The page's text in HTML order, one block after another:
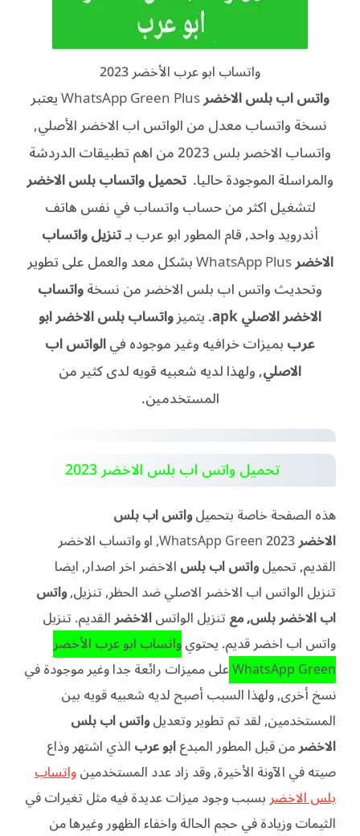
واتساب ابو عرب الأخضر 2023
واتس اب بلس الاخضر
WhatsApp Green Plus يعتبر
نسخة واتساب معدل من الواتس اب الاخضر الأصلي,
واتساب الاخصر بلس 2023 من اهم تطبيقات الدردشة
والمراسلة الموجودة حاليا. تحميل واتساب بلس الاخضر
لتشغيلاكثر من حساب واتساب في نفس هاتف
أندرويد واحد, قام المطور ابو عرب بـتنزيل واتساب
الاخضر
WhatsApp Plus بشكل معد والعمل على تطوير
وتحديث واتس اب بلس الاخضر من نسخةواتساب
الاخضر الاصلي apk
.يتميزواتساب بلس الاخضر ابو
عرببميزات خرافيه وغير موجوده فيالواتس اب
الاصلي, ولهذا لديه شعبيه قويه لدى كثير من
المستخدمين.
تحميل واتس اب بلس الاخضر 2023
هذه الصفحة خاصة بتحميلواتس اب بلس
الاخضر
WhatsApp Green 2023, او واتساب الاخضر
القديم, تحميلواتس اب بلسالاخضر اخر اصدار, ايضا
تنزيل الواتس اب الاخضر الاصلي ضد الحظر, تنزيل,واتس
اب الاخضر بلس, معتنزيل الواتسالاخضرالقديم.تنزيل
واتس اب اخضر قديم.يحتويواتساب ابو عرب الأخضر
WhatsApp Greenعلى مميزات رائعة جدا وغير موجودة في
نسخ أخرى, ولهذا السبب أصبح لديه شعبيه قويه بين
المستخدمين, لقد تم تطوير وتعديلواتس اب بلس
الاخضرمن قبل المطور المبدعابو عربالذي اشتهر وذاع
صيته في الآونة الأخيرة, وقد زاد عدد المستخدمينواتساب
بلس الاخضربسبب وجود ميزات عديدة فيه مثل تغيرات في
الثيمات وزيادة في حجم الحالة واخفاء الظهور وغيرها من